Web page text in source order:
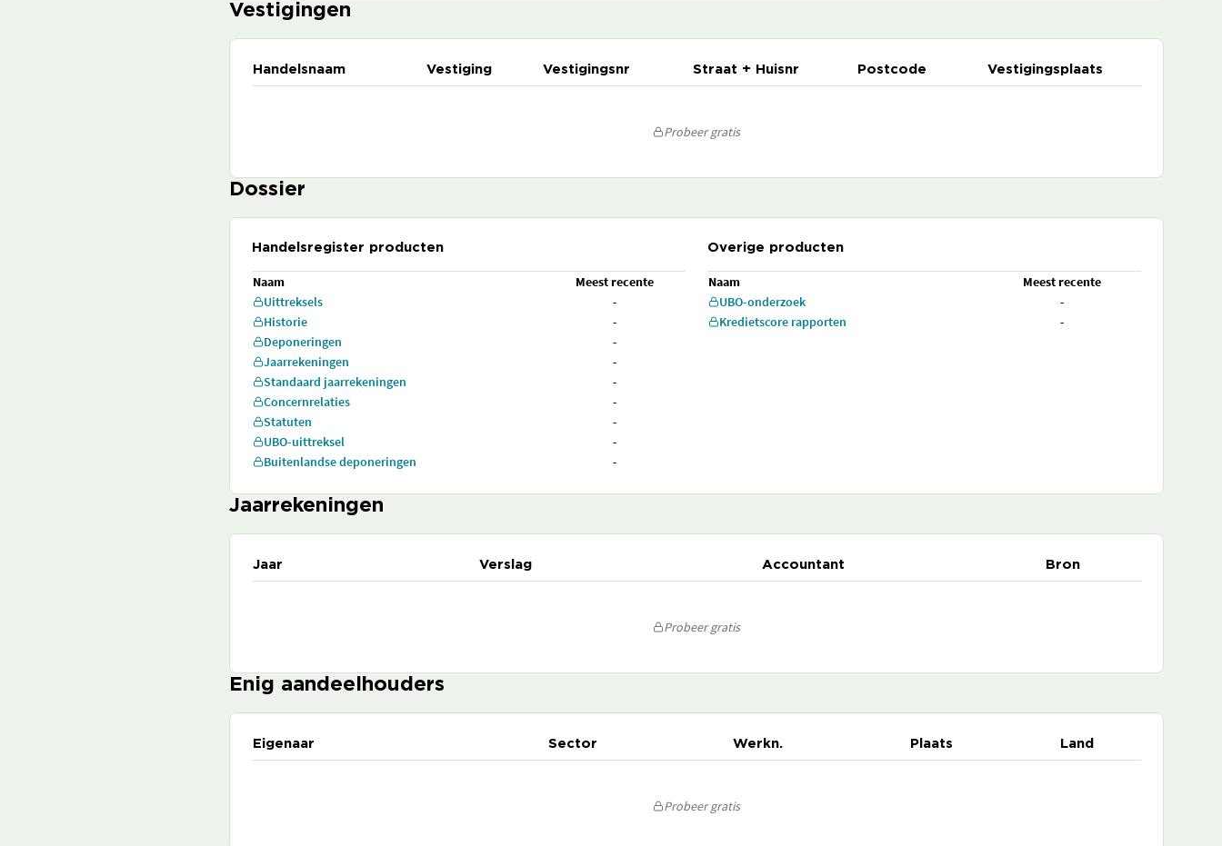
Vestigingen
Handelsnaam Vestiging Vestigingsnr Straat + Huisnr Postcode Vestigingsplaats
Probeer gratis
Dossier
Handelsregister producten
Naam
Meest recente
Uittreksels
-
Historie
-
Deponeringen
-
Jaarrekeningen
-
Standaard jaarrekeningen
-
Concernrelaties
-
Statuten
-
UBO-uittreksel
-
Buitenlandse deponeringen
-
Overige producten
Naam
Meest recente
UBO-onderzoek
-
Kredietscore rapporten
-
Jaarrekeningen
Jaar Verslag Accountant Bron
Probeer gratis
Enig aandeelhouders
Eigenaar Sector Werkn. Plaats Land
Probeer gratis